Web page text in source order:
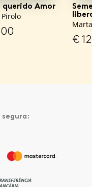
querido Amor
€